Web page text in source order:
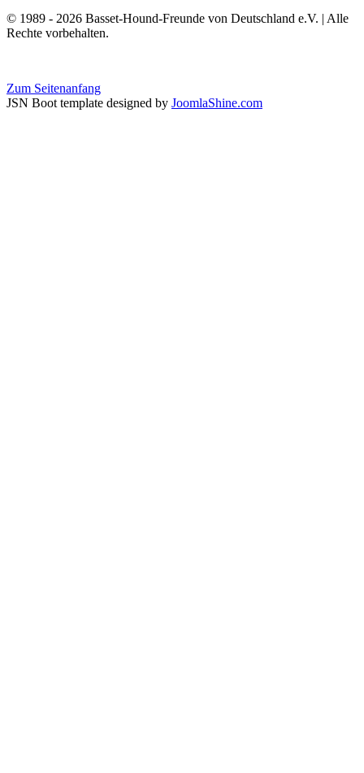
© 1989 - 2026 Basset-Hound-Freunde von Deutschland e.V. | Alle
Rechte vorbehalten.
Zum Seitenanfang
JSN Boot template designed by JoomlaShine.com